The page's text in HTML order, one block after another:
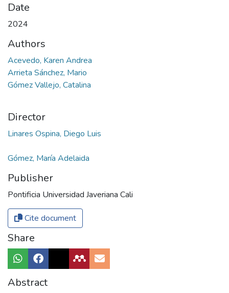
Date
2024
Authors
Acevedo, Karen Andrea
Arrieta Sánchez, Mario
Gómez Vallejo, Catalina
Director
Gómez, María Adelaida
Publisher
Pontificia Universidad Javeriana Cali
Cite document
Share
Abstract